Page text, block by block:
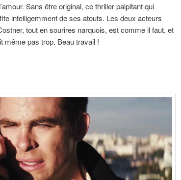
Sans être original, ce thriller palpitant qui
intelligemment de ses atouts. Les deux acteurs
tout en sourires narquois, est comme il faut, et
même pas trop. Beau travail !